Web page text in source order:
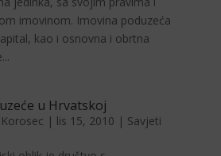
imovinom. Imovina poduzeća
kao i osnovna i obrtna
u Hrvatskoj
| lis 15, 2010 | Savjeti